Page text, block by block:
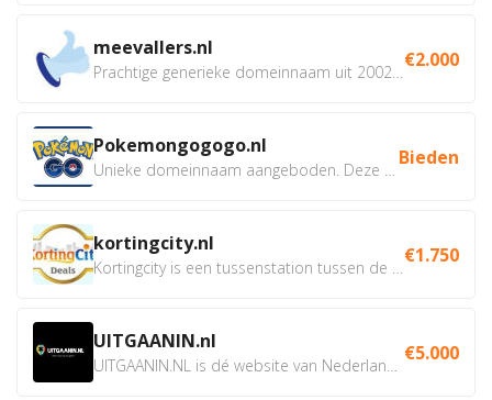
meevallers.nl €2.000
Pokemongogogo.nl Bieden
kortingcity.nl €1.750
UITGAANIN.nl €5.000